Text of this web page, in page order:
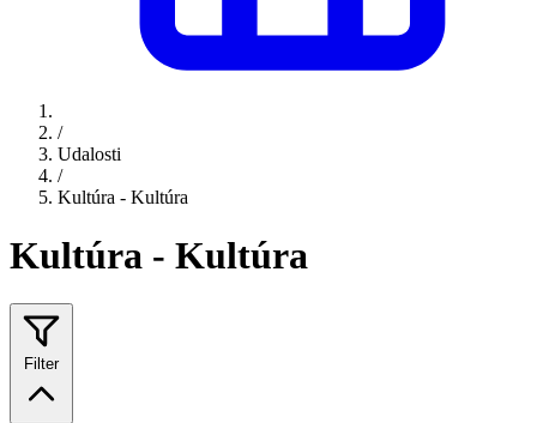
/
Udalosti
/
Kultúra - Kultúra
Kultúra - Kultúra
Filter